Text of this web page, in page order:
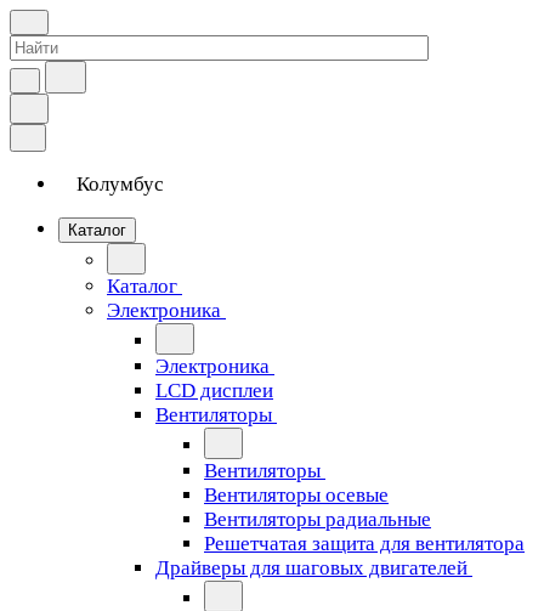
Колумбус
Каталог
Каталог
Электроника
Электроника
LCD дисплеи
Вентиляторы
Вентиляторы
Вентиляторы осевые
Вентиляторы радиальные
Решетчатая защита для вентилятора
Драйверы для шаговых двигателей